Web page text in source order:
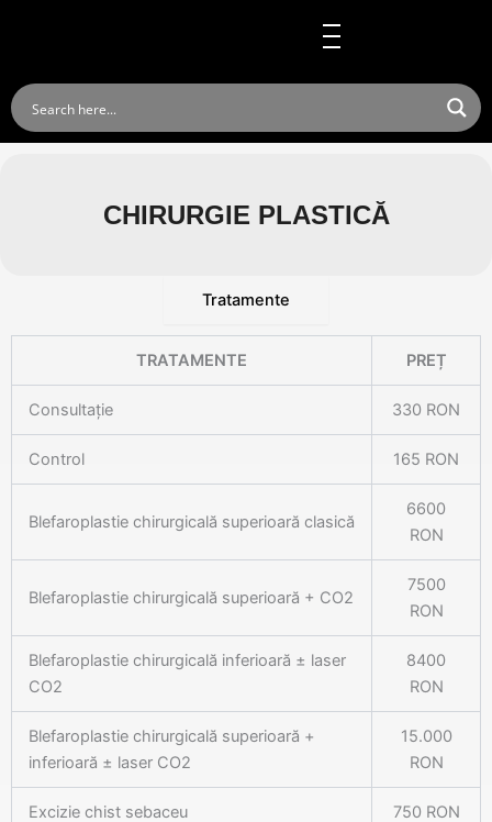
CHIRURGIE PLASTICĂ
Tratamente
TRATAMENTE PREȚ
Consultație 330 RON
Control 165 RON
Blefaroplastie chirurgicală superioară clasică
6600
RON
Blefaroplastie chirurgicală superioară + CO2
7500
RON
Blefaroplastie chirurgicală inferioară ± laser
CO2
8400
RON
Blefaroplastie chirurgicală superioară +
inferioară ± laser CO2
15.000
RON
Excizie chist sebaceu 750 RON